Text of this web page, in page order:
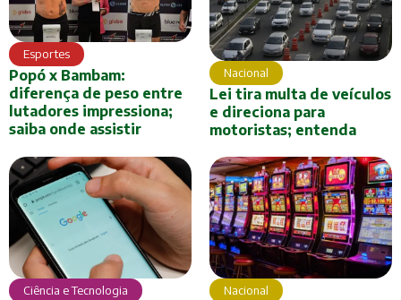
Esportes
Popó x Bambam:
diferença de peso entre
lutadores impressiona;
saiba onde assistir
Nacional
Lei tira multa de veículos
e direciona para
motoristas; entenda
Ciência e Tecnologia Nacional